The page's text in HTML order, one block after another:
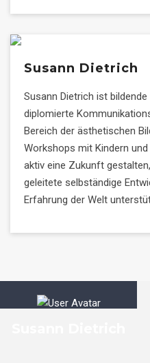
Susann Dietrich
Susann Dietrich ist
diplomierte
Bereich der ästhetischen
Workshops mit Kindern
aktiv eine Zukunft
geleitete selbständige
Erfahrung der Welt